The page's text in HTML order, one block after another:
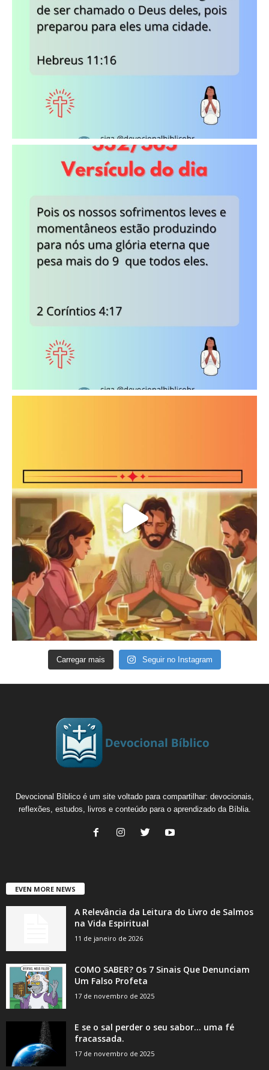
Carregar mais Seguir no Instagram
Devocional Bíblico é um site voltado para compartilhar: devocionais,
reflexões, estudos, livros e conteúdo para o aprendizado da Bíblia.
EVEN MORE NEWS
A Relevância da Leitura do Livro de Salmos
na Vida Espiritual
11 de janeiro de 2026
COMO SABER? Os 7 Sinais Que Denunciam
Um Falso Profeta
17 de novembro de 2025
E se o sal perder o seu sabor… uma fé
fracassada.
17 de novembro de 2025